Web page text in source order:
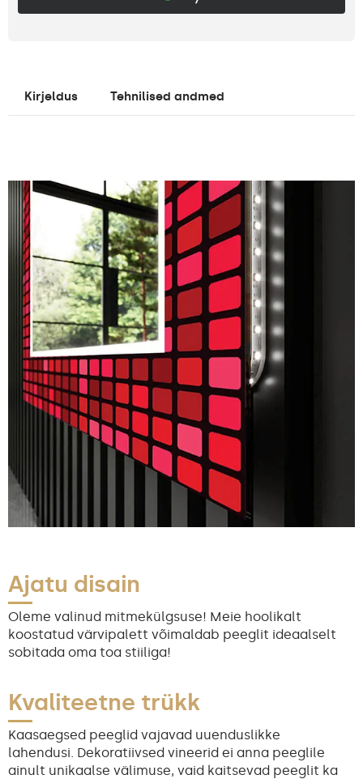
Kirjeldus Tehnilised andmed
Ajatu disain
Oleme valinud mitmekülgsuse! Meie hoolikalt
koostatud värvipalett võimaldab peeglit ideaalselt
sobitada oma toa stiiliga!
Kvaliteetne trükk
Kaasaegsed peeglid vajavad uuenduslikke
lahendusi. Dekoratiivsed vineerid ei anna peeglile
ainult unikaalse välimuse, vaid kaitsevad peeglit ka